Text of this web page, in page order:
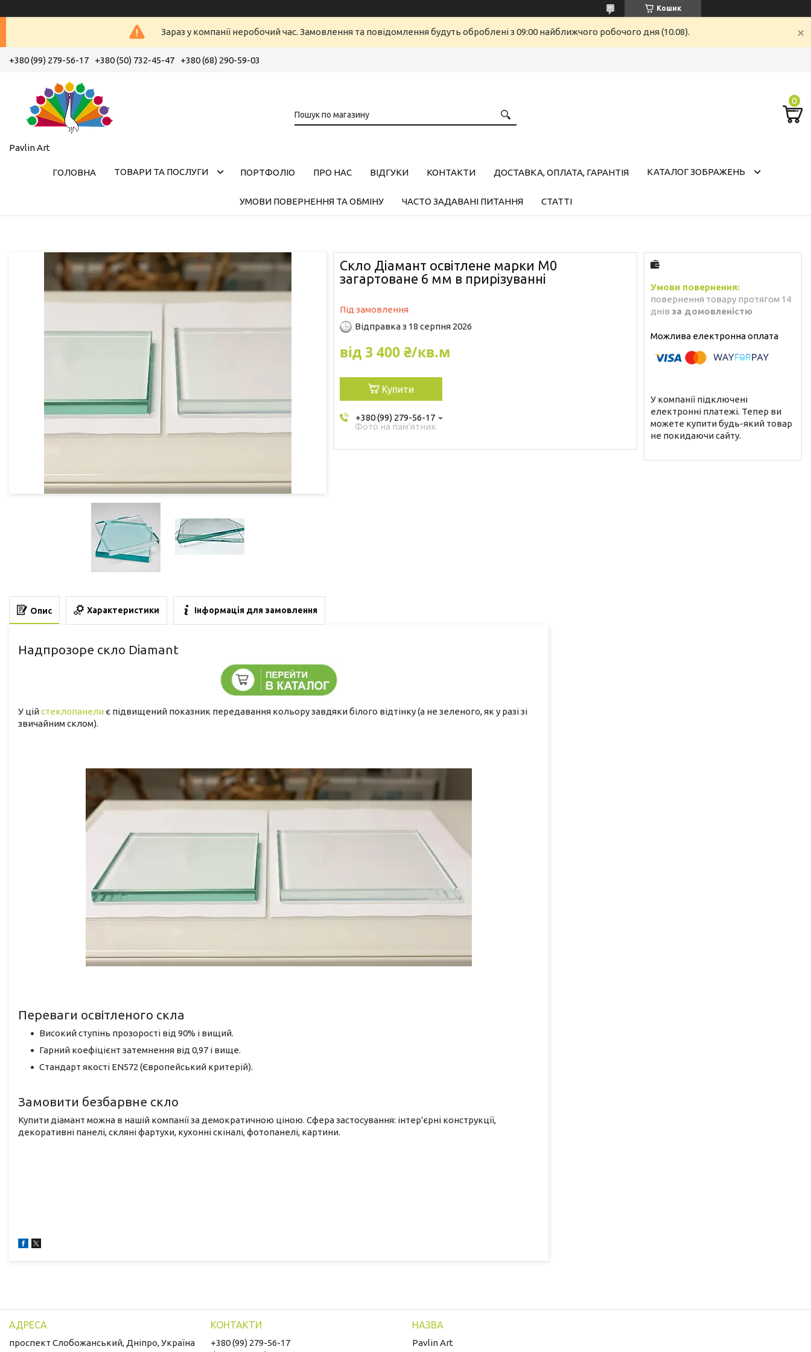
Кошик
Зараз у компанії неробочий час. Замовлення та повідомлення будуть оброблені з 09:00 найближчого робочого дня (10.08).
+380 (99) 279-56-17 +380 (50) 732-45-47 +380 (68) 290-59-03
Pavlin Art
ГОЛОВНА ТОВАРИ ТА ПОСЛУГИ ПОРТФОЛІО ПРО НАС ВІДГУКИ КОНТАКТИ ДОСТАВКА, ОПЛАТА, ГАРАНТІЯ КАТАЛОГ ЗОБРАЖЕНЬ
УМОВИ ПОВЕРНЕННЯ ТА ОБМІНУ ЧАСТО ЗАДАВАНІ ПИТАННЯ СТАТТІ
Скло Діамант освітлене марки М0
загартоване 6 мм в прирізуванні
Під замовлення
Відправка з 18 серпня 2026
від3 400 ₴/кв.м
Купити
+380 (99) 279-56-17
Фото на пам'ятник
повернення товару протягом 14
днів за домовленістю
У компанії підключені
електронні платежі. Тепер ви
можете купити будь-який товар
не покидаючи сайту.
Опис Характеристики Інформація для замовлення
Надпрозоре скло Diamant
У ційстеклопанели є підвищений показник передавання кольору завдяки білого відтінку (а не зеленого, як у разі зі
звичайним склом).
Переваги освітленого скла
Високий ступінь прозорості від 90% і вищий.
Гарний коефіцієнт затемнення від 0,97 і вище.
Стандарт якості EN572 (Європейський критерій).
Замовити безбарвне скло
Купити діамант можна в нашій компанії за демократичною ціною. Сфера застосування: інтер'єрні конструкції,
декоративні панелі, скляні фартухи, кухонні скіналі, фотопанелі, картини.
проспект Слобожанський, Дніпро, Україна
+380 (99) 279-56-17
Pavlin Art